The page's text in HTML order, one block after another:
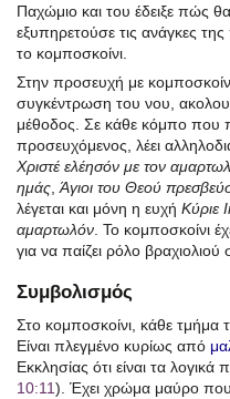
Παχώμιο και του έδειξε πώς
εξυπηρετούσε τις ανάγκες
το κομποσκοίνι.
Στην προσευχή με
συγκέντρωση του νου,
μέθοδος. Σε κάθε κόμπο που
προσευχόμενος, λέει
Χριστέ ελέησόν με τον
ημάς Άγιοι του Θεού
λέγεται και μόνη η ευχή Κύριε
αμαρτωλόν . Το κομποσκοίνι
για να παίζει ρόλο
Συμβολισμός
Στο κομποσκοίνι, κάθε τμήμα
Είναι πλεγμένο κυρίως από
Εκκλησίας ότι είναι τα λογικά
10:11). Έχει χρώμα μαύρο